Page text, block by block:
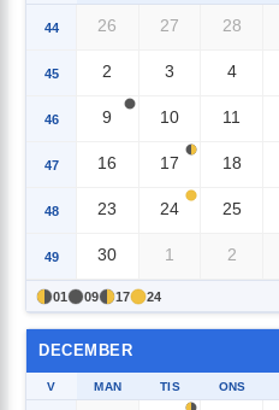
44 26 27 28
45 2 3 4
46 9 10 11
47 16 17 18
48 23 24 25
49 30 1 2
01 09 17 24
DECEMBER
V MAN TIS ONS